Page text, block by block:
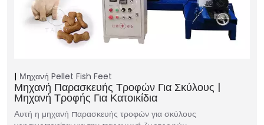
Μηχανή Pellet Fish Feet
Μηχανή Παρασκευής Τροφών Για Σκύλους |
Μηχανή Τροφής Για Κατοικίδια
Αυτή η μηχανή παρασκευής τροφών για σκύλους